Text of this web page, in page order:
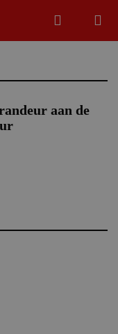
aan de